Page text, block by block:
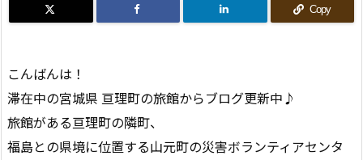
Copy
こんばんは！
滞在中の宮城県 亘理町の旅館からブログ更新中♪
旅館がある亘理町の隣町、
福島との県境に位置する山元町の災害ボランティアセンタ